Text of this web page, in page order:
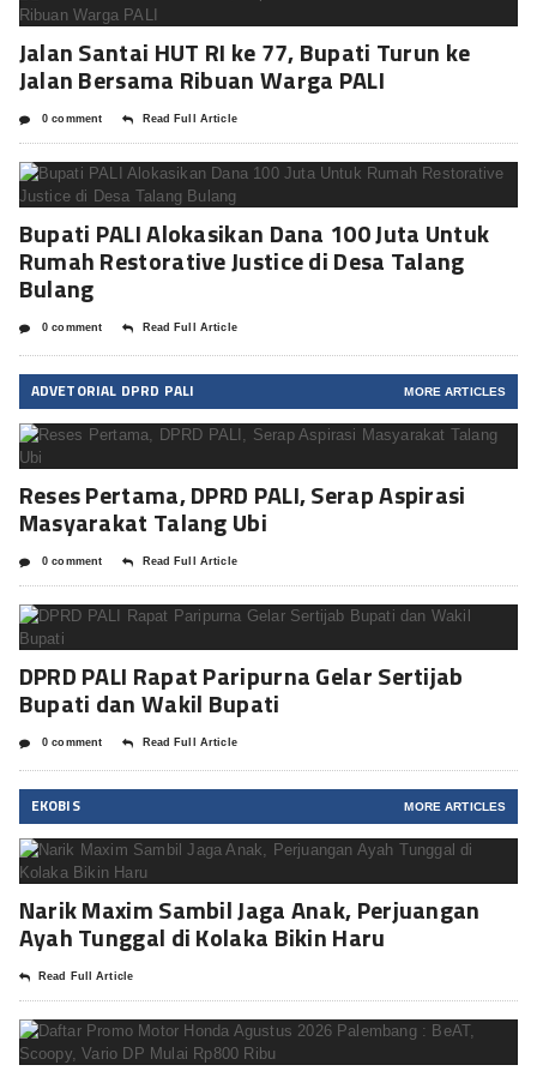
Jalan Santai HUT RI ke 77, Bupati Turun ke
Jalan Bersama Ribuan Warga PALI
0 comment Read Full Article
Bupati PALI Alokasikan Dana 100 Juta Untuk
Rumah Restorative Justice di Desa Talang
Bulang
0 comment Read Full Article
ADVETORIAL DPRD PALI MORE ARTICLES
Reses Pertama, DPRD PALI, Serap Aspirasi
Masyarakat Talang Ubi
0 comment Read Full Article
DPRD PALI Rapat Paripurna Gelar Sertijab
Bupati dan Wakil Bupati
0 comment Read Full Article
EKOBIS MORE ARTICLES
Narik Maxim Sambil Jaga Anak, Perjuangan
Ayah Tunggal di Kolaka Bikin Haru
Read Full Article